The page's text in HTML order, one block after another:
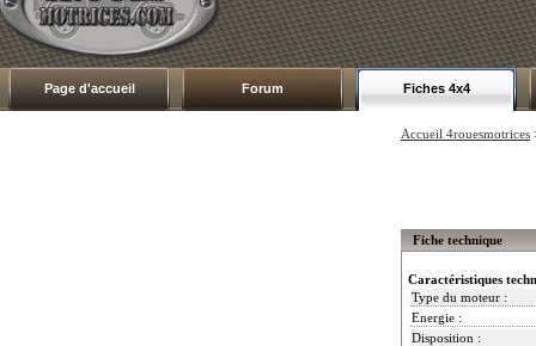
Page d'accueil Forum Fiches 4x4
Accueil 4rouesmotrices
Fiche technique
Caractéristiques
Type du moteur :
Energie :
Disposition :